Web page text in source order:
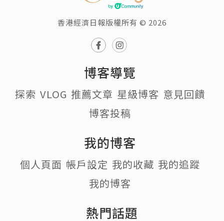
香港經濟日報版權所有 © 2026
博客導覽
探索 VLOG 推薦文章 星級博客 意見回饋
博客投稿
我的博客
個人頁面 帳戶設定 我的收藏 我的追蹤
我的博客
熱門話題